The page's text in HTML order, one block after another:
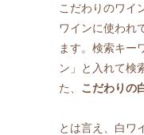
こだわりのワイ
ワインに使われ
ます。検索キー
ン」と入れて検
た、 こだわりの
とは言え、白ワ